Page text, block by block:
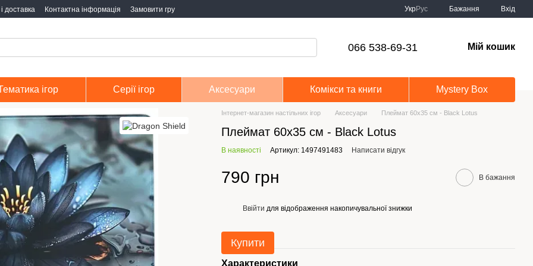
доставка Контактна інформація Замовити гру УкрРус Бажання Вхід
066 538-69-31 Мій кошик
ігор Серії ігор Аксесуари Комікси та книги Mystery Box
Інтернет-магазин настільних ігор Аксесуари Плеймат 60х35 см - Black Lotus
Плеймат 60х35 см - Black Lotus
В наявності Артикул: 1497491483 Написати відгук
790 грн В бажання
Ввійти для відображення накопичувальної знижки
Купити
Характеристики